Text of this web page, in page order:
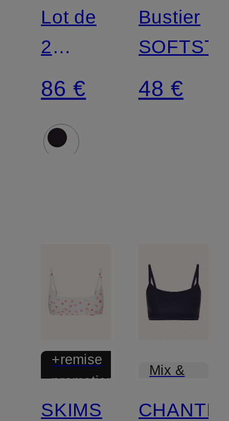
Lot de
2
bustiers
FITS
EVERBODY
86 €
Bustier
48 €
+remise
promotionnelle
Mix &
SKIMS
Mix &